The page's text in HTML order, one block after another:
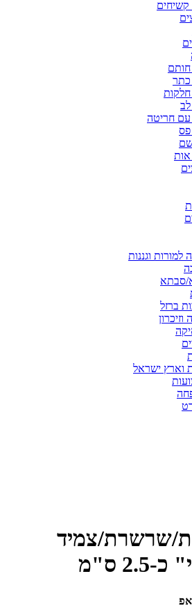
קשיחים
כתר
חריטה
וגננות
סבתא
ברזל
וארץ ישראל
שרשרת/צמיד
ס"מ